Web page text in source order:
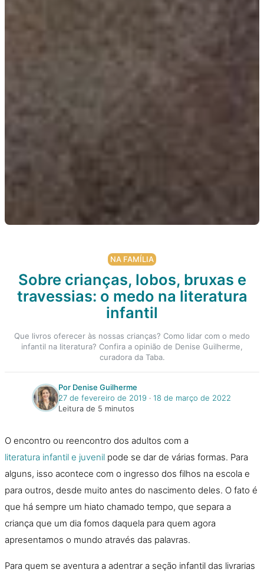
NA FAMÍLIA
Sobre crianças, lobos, bruxas e
travessias: o medo na literatura
infantil
Que livros oferecer às nossas crianças? Como lidar com o medo
infantil na literatura? Confira a opinião de Denise Guilherme,
curadora da Taba.
Por Denise Guilherme
27 de fevereiro de 2019 ‧ 18 de março de 2022
Leitura de 5 minutos
O encontro ou reencontro dos adultos com a
literatura infantil e juvenil pode se dar de várias formas. Para
alguns, isso acontece com o ingresso dos filhos na escola e
para outros, desde muito antes do nascimento deles. O fato é
que há sempre um hiato chamado tempo, que separa a
criança que um dia fomos daquela para quem agora
apresentamos o mundo através das palavras.
Para quem se aventura a adentrar a seção infantil das livrarias